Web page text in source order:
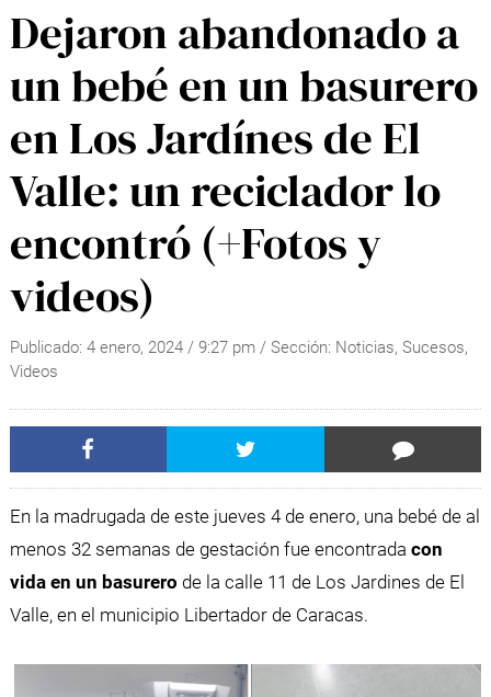
Dejaron abandonado a
un bebé en un basurero
en Los Jardínes de El
Valle: un reciclador lo
encontró (+Fotos y
videos)
Publicado: 4 enero, 2024/ 9:27 pm / Sección: Noticias, Sucesos,
Videos
En la madrugada de este jueves 4 de enero, una bebé de al
menos 32 semanas de gestación fue encontrada con
vida en un basurero de la calle 11 de Los Jardines de El
Valle, en el municipio Libertador de Caracas.